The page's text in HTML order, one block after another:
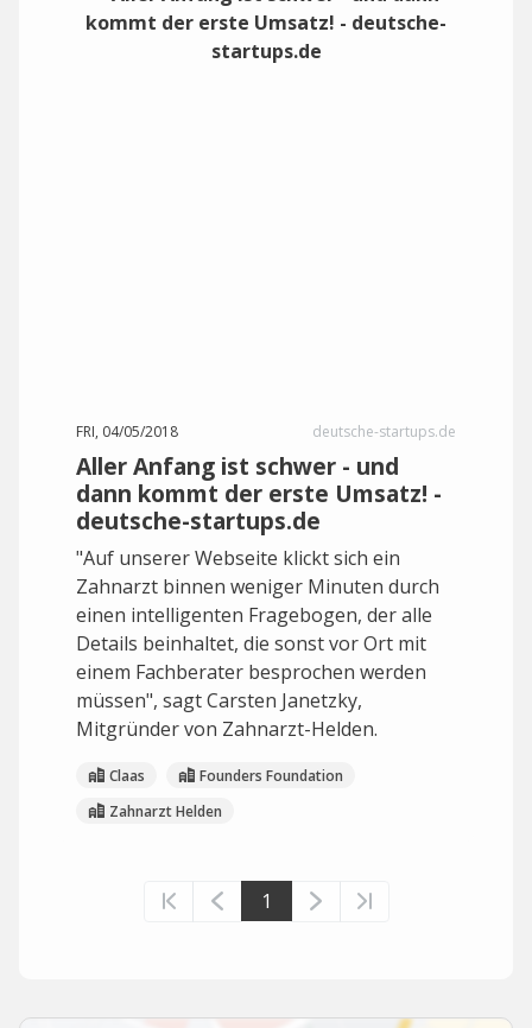
FRI, 04/05/2018 deutsche-startups.de
Aller Anfang ist schwer - und
dann kommt der erste Umsatz! -
deutsche-startups.de
"Auf unserer Webseite klickt sich ein
Zahnarzt binnen weniger Minuten durch
einen intelligenten Fragebogen, der alle
Details beinhaltet, die sonst vor Ort mit
einem Fachberater besprochen werden
müssen", sagt Carsten Janetzky,
Mitgründer von Zahnarzt-Helden.
Claas
Founders Foundation
Zahnarzt Helden
1